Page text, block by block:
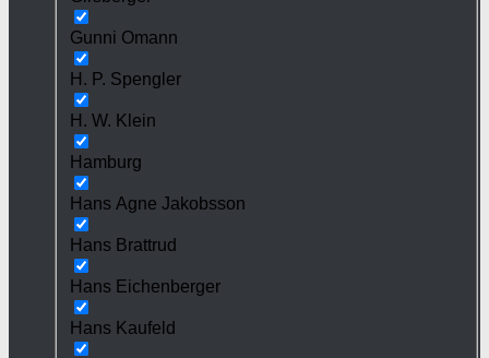
Gunni Omann
H. P. Spengler
H. W. Klein
Hamburg
Hans Agne Jakobsson
Hans Brattrud
Hans Eichenberger
Hans Kaufeld